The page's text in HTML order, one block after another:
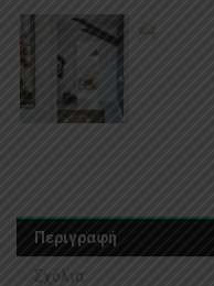
Περιγραφή
Σχόλια